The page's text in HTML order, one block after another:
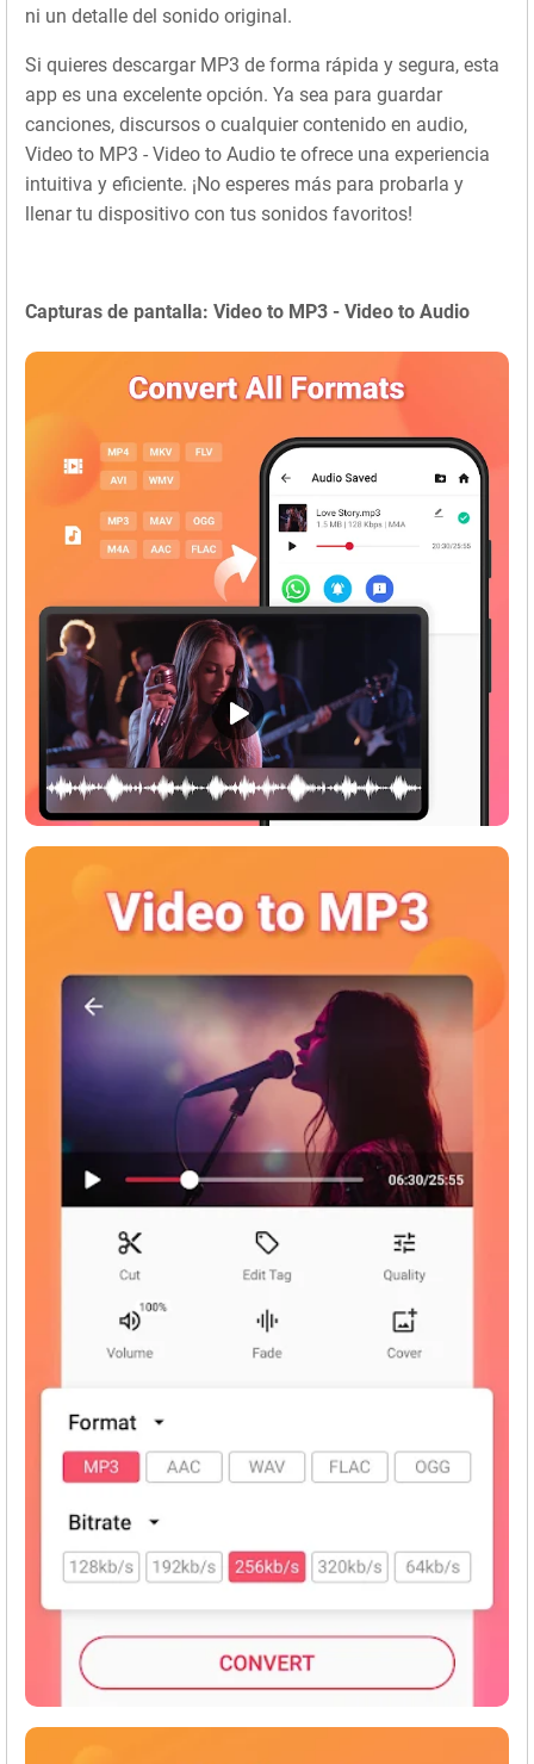
ni un detalle del sonido original.
Si quieres descargar MP3 de forma rápida y segura, esta
app es una excelente opción. Ya sea para guardar
canciones, discursos o cualquier contenido en audio,
Video to MP3 - Video to Audio te ofrece una experiencia
intuitiva y eficiente. ¡No esperes más para probarla y
llenar tu dispositivo con tus sonidos favoritos!
Capturas de pantalla: Video to MP3 - Video to Audio